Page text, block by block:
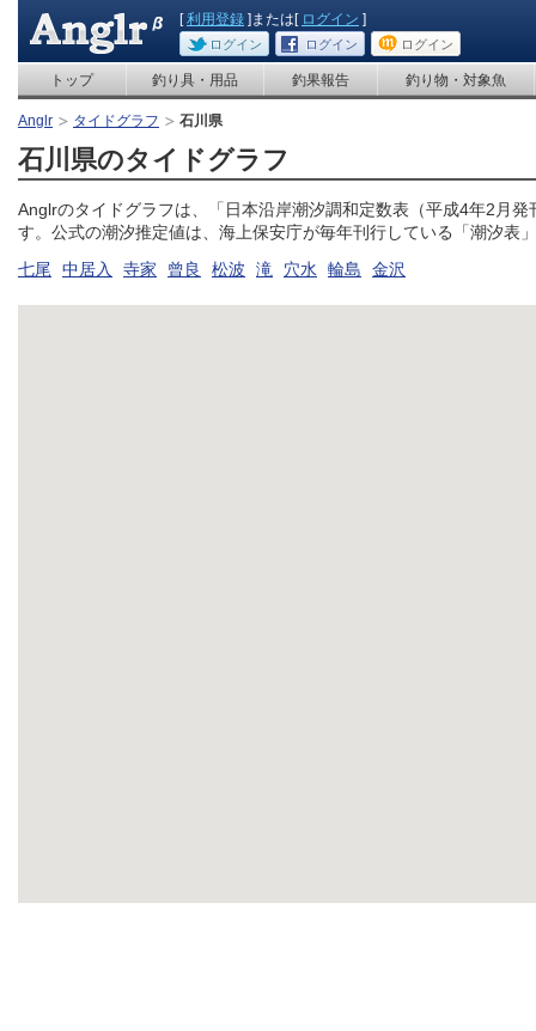
[利用登録 ]または[ ログイン ]
ログイン ログイン ログイン
トップ 釣り具・用品 釣果報告 釣り物・対象魚
Anglr タイドグラフ 石川県
石川県のタイドグラフ
Anglrのタイドグラフは、「日本沿岸潮汐調和定数表（平成4年2月
す。公式の潮汐推定値は、海上保安庁が毎年刊行している「潮汐表
七尾
中居入 寺家 曾良 松波 滝 穴水 輪島 金沢